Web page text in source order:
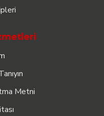
Metni